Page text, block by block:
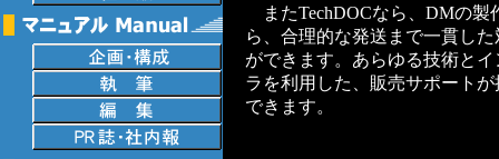
またTechDOCなら、DMの製
ら、合理的な発送まで一貫した
ができます。あらゆる技術とイ
ラを利用した、販売サポートが
できます。